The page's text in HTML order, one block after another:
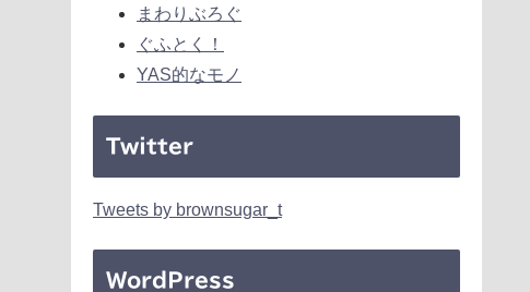
まわりぶろぐ
ぐふとく！
YAS的なモノ
Twitter
Tweets by brownsugar_t
WordPress